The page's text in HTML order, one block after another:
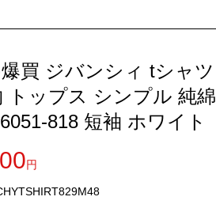
す。
なく。
買 ジバンシィ tシャツ
トップス シンプル 純綿
818 短袖 ホワイト
円